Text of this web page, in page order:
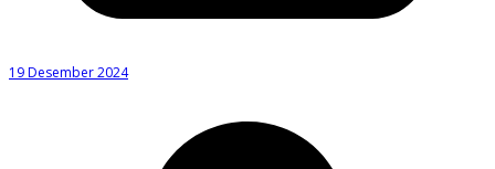
19 Desember 2024